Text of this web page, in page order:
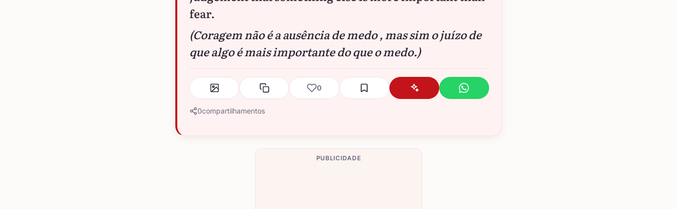
fear.
(Coragem não é a ausência de medo , mas sim o juízo de
que algo é mais importante do que o medo.)
0
0compartilhamentos
PUBLICIDADE